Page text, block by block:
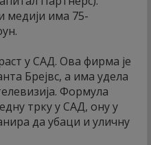
медији има 75-
у САД. Ова фирма је
Брејвс, а има удела
Формула
трку у САД, ону у
да убаци и уличну